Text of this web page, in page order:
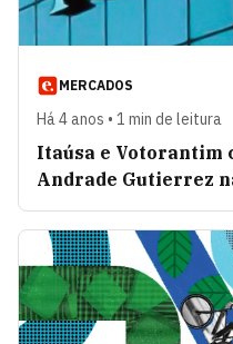
MERCADOS
Há 4 anos • 1 min de leitura
Itaúsa e Votorantim
Andrade Gutierrez